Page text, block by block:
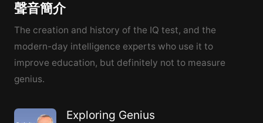
聲音簡介
The creation and history of the IQ test, and the
modern-day intelligence experts who use it to
improve education, but definitely not to measure
genius.
Exploring Genius